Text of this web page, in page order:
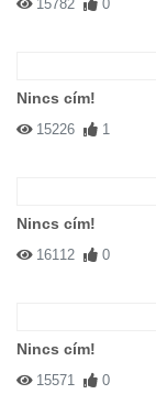
15782 0
Nincs cím!
15226 1
Nincs cím!
16112 0
Nincs cím!
15571 0